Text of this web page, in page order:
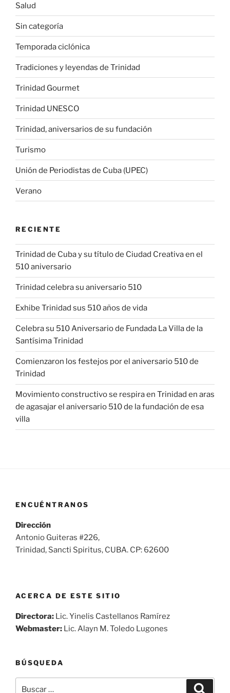
Salud
Sin categoría
Temporada ciclónica
Tradiciones y leyendas de Trinidad
Trinidad Gourmet
Trinidad UNESCO
Trinidad, aniversarios de su fundación
Turismo
Unión de Periodistas de Cuba (UPEC)
Verano
RECIENTE
Trinidad de Cuba y su título de Ciudad Creativa en el
510 aniversario
Trinidad celebra su aniversario 510
Exhibe Trinidad sus 510 años de vida
Celebra su 510 Aniversario de Fundada La Villa de la
Santísima Trinidad
Comienzaron los festejos por el aniversario 510 de
Trinidad
Movimiento constructivo se respira en Trinidad en aras
de agasajar el aniversario 510 de la fundación de esa
villa
ENCUÉNTRANOS
Dirección
Antonio Guiteras #226,
Trinidad, Sancti Spiritus, CUBA. CP: 62600
ACERCA DE ESTE SITIO
Directora: Lic. Yinelis Castellanos Ramírez
Webmaster: Lic. Alayn M. Toledo Lugones
BÚSQUEDA